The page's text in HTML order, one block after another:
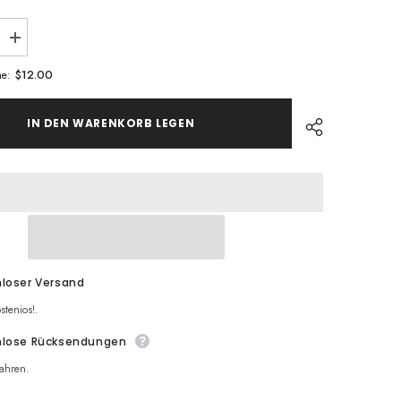
Increase
Menge
for
SCHLÜSSELANHÄNGER
7/2023
PURITY
$12.00
IN DEN WARENKORB LEGEN
Versand
Rücksendungen